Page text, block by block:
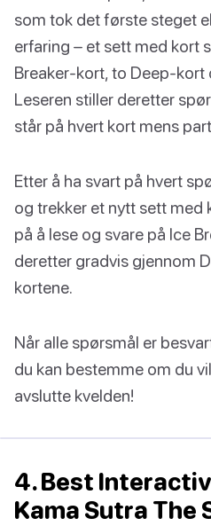
som tok det første steget
erfaring – et sett med kort
Breaker-kort, to Deep-
Leseren stiller deretter
står på hvert kort mens
Etter å ha svart på hvert
og trekker et nytt sett med
på å lese og svare på Ice
deretter gradvis gjennom
kortene.
Når alle spørsmål er
du kan bestemme om du
avslutte kvelden!
4. Best
Kama Sutra The